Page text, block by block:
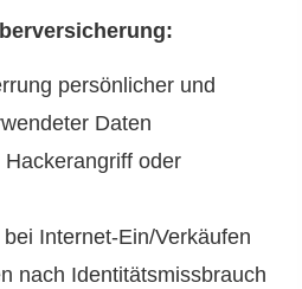
persönlicher und
Daten
oder
Internet-Ein/Verkäufen
nach Identitätsmissbrauch